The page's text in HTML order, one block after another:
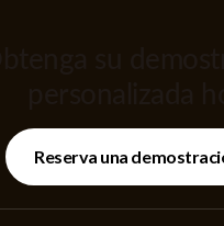
Reserva una